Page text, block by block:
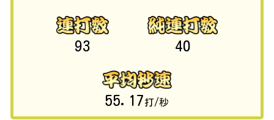
93 40
55.17打/秒